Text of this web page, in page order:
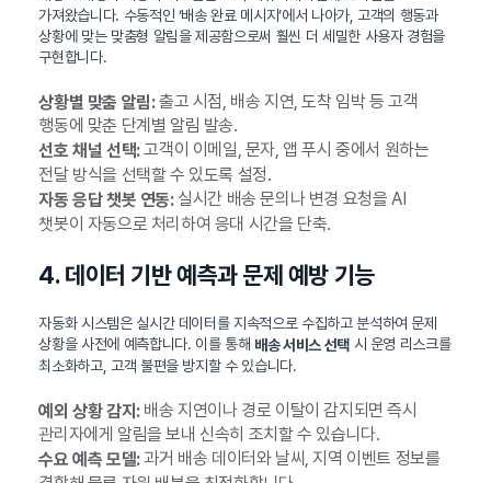
가져왔습니다. 수동적인 ‘배송 완료 메시지’에서 나아가, 고객의 행동과
상황에 맞는 맞춤형 알림을 제공함으로써 훨씬 더 세밀한 사용자 경험을
구현합니다.
상황별 맞춤 알림:출고 시점, 배송 지연, 도착 임박 등 고객
행동에 맞춘 단계별 알림 발송.
선호 채널 선택:고객이 이메일, 문자, 앱 푸시 중에서 원하는
전달 방식을 선택할 수 있도록 설정.
자동 응답 챗봇 연동:실시간 배송 문의나 변경 요청을 AI
챗봇이 자동으로 처리하여 응대 시간을 단축.
4. 데이터 기반 예측과 문제 예방 기능
자동화 시스템은 실시간 데이터를 지속적으로 수집하고 분석하여 문제
상황을 사전에 예측합니다. 이를 통해 배송 서비스 선택시 운영 리스크를
최소화하고, 고객 불편을 방지할 수 있습니다.
예외 상황 감지:배송 지연이나 경로 이탈이 감지되면 즉시
관리자에게 알림을 보내 신속히 조치할 수 있습니다.
수요 예측 모델:과거 배송 데이터와 날씨, 지역 이벤트 정보를